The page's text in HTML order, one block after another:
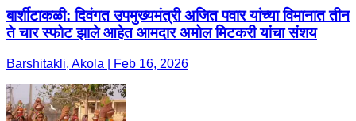
बार्शीटाकळी: दिवंगत उपमुख्यमंत्री अजित पवार यांच्या विमानात तीन
ते चार स्फोट झाले आहेत आमदार अमोल मिटकरी यांचा संशय
Barshitakli, Akola | Feb 16, 2026